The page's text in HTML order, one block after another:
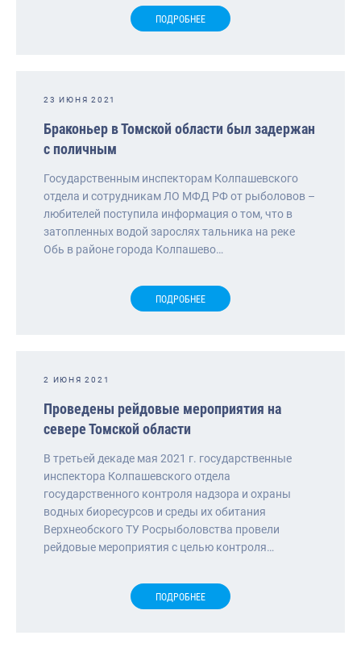
ПОДРОБНЕЕ
23 ИЮНЯ 2021
Браконьер в Томской области был задержан
с поличным
Государственным инспекторам Колпашевского
отдела и сотрудникам ЛО МФД РФ от рыболовов –
любителей поступила информация о том, что в
затопленных водой зарослях тальника на реке
Обь в районе города Колпашево…
ПОДРОБНЕЕ
2 ИЮНЯ 2021
Проведены рейдовые мероприятия на
севере Томской области
В третьей декаде мая 2021 г. государственные
инспектора Колпашевского отдела
государственного контроля надзора и охраны
водных биоресурсов и среды их обитания
Верхнеобского ТУ Росрыболовства провели
рейдовые мероприятия с целью контроля…
ПОДРОБНЕЕ